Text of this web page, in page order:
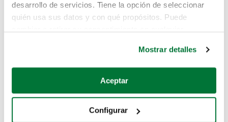
desarrollo de servicios. Tiene la opción de seleccionar
quién usa sus datos y con qué propósitos. Puede
Si lo permite, también quisiéramos:
Recopilar información sobre su ubicación geográfica
Identificar su dispositivo analizándolo activamente
Mostrar detalles
Aceptar
Configurar
Pero puedes encontrar el coche que estás
buscando en alguno de estos enlaces:
Coches de segunda mano
Coches de km0